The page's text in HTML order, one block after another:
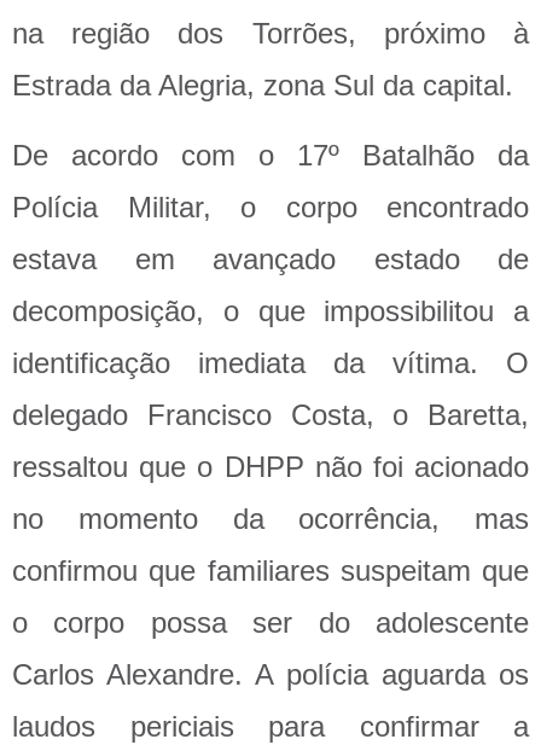
na região dos Torrões, próximo à
Estrada da Alegria, zona Sul da capital.
De acordo com o 17º Batalhão da
Polícia Militar, o corpo encontrado
estava em avançado estado de
decomposição, o que impossibilitou a
identificação imediata da vítima. O
delegado Francisco Costa, o Baretta,
ressaltou que o DHPP não foi acionado
no momento da ocorrência, mas
confirmou que familiares suspeitam que
o corpo possa ser do adolescente
Carlos Alexandre. A polícia aguarda os
laudos periciais para confirmar a